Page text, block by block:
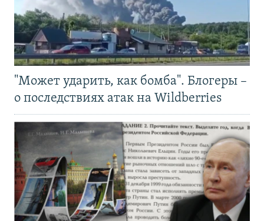
"Может ударить, как бомба". Блогеры –
о последствиях атак на Wildberries